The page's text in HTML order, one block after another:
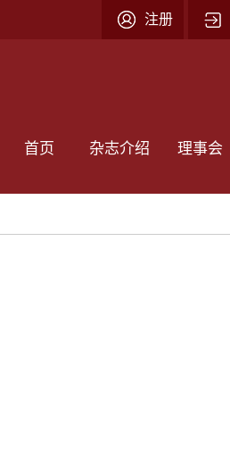
注册
首页 杂志介绍 理事会